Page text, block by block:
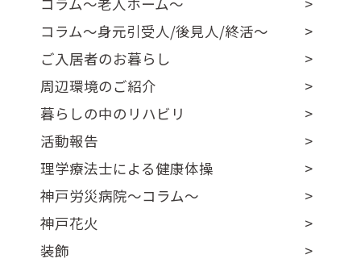
コラム～身元引受人/後見人/終活～
ご入居者のお暮らし
周辺環境のご紹介
暮らしの中のリハビリ
活動報告
理学療法士による健康体操
神戸労災病院～コラム～
神戸花火
装飾